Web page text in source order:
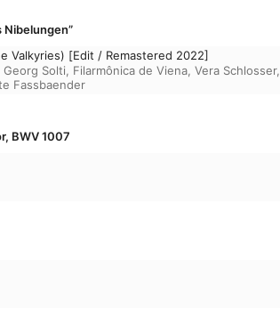
Nibelungen”
Valkyries) [Edit / Remastered 2022]
Georg Solti, Filarmônica de Viena, Vera Schlosser,
Fassbaender
BWV 1007